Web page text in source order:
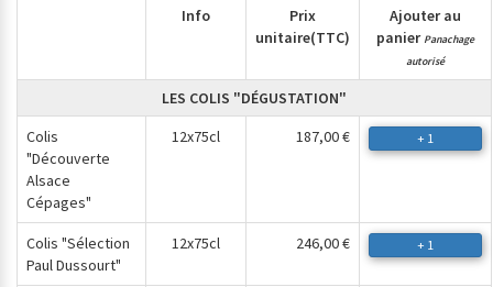
Info
Prix
unitaire(TTC)
Ajouter au
panier Panachage
autorisé
LES COLIS "DÉGUSTATION"
Colis
"Découverte
Alsace
Cépages"
12x75cl 187,00 € + 1
Colis "Sélection
Paul Dussourt"
12x75cl 246,00 € + 1